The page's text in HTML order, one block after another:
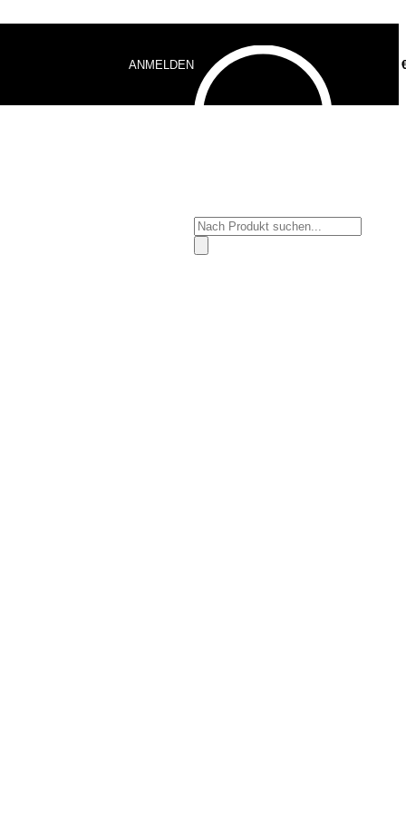
ANMELDEN
Products
search